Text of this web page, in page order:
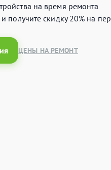
на время ремонта
получитескидку 20% на
ЦЕНЫ НА РЕМОНТ